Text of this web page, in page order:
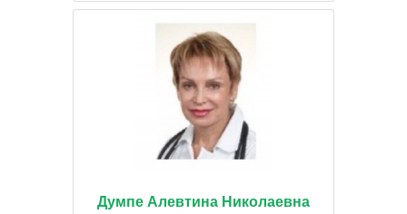
Думпе Алевтина Николаевна